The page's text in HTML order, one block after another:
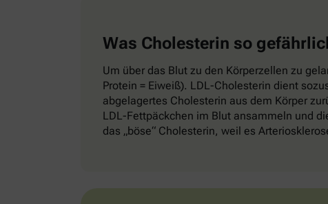
Was Cholesterin so
Um über das Blut zu den Körperzellen zu
Protein = Eiweiß). LDL-Cholesterin dient
abgelagertes Cholesterin aus dem Körper
LDL-Fettpäckchen im Blut ansammeln und
das „böse“ Cholesterin, weil es